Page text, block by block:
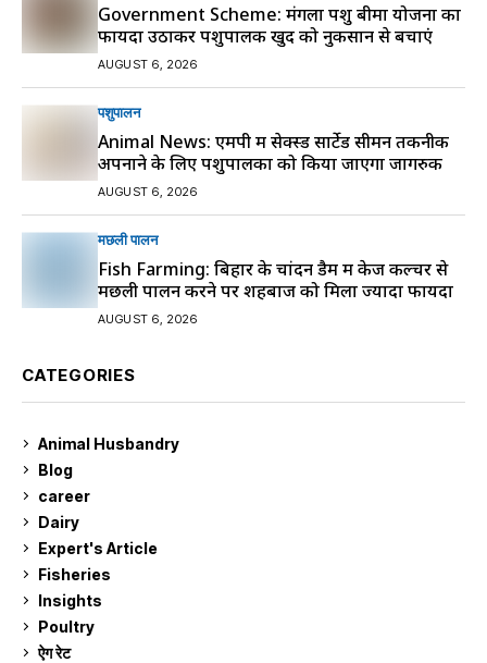
Government Scheme: मंगला पशु बीमा योजना का
फायदा उठाकर पशुपालक खुद को नुकसान से बचाएं
AUGUST 6, 2026
पशुपालन
Animal News: एमपी में सेक्स्ड सार्टेड सीमन तकनीक
अपनाने के लिए पशुपालकों को किया जाएगा जागरुक
AUGUST 6, 2026
मछली पालन
Fish Farming: बिहार के चांदन डैम में केज कल्चर से
मछली पालन करने पर शहबाज को मिला ज्यादा फायदा
AUGUST 6, 2026
CATEGORIES
Animal Husbandry
Blog
career
Dairy
Expert's Article
Fisheries
Insights
Poultry
ऐग रेट